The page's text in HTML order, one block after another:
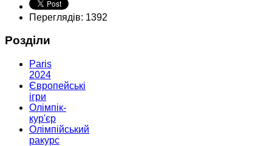
Переглядів: 1392
Розділи
Paris
2024
Європейські
ігри
Олімпік-
кур'єр
Олімпійський
ракурс